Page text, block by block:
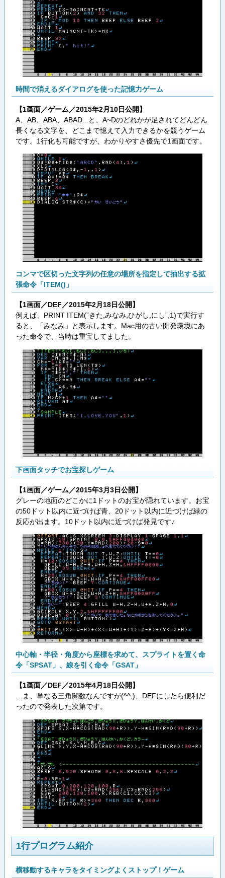
時間で消えるダイアログを使った記憶力ゲーム
【1画面／ゲーム／2015年2月10日公開】
A、AB、ABA、ABAD...と、A~Dのどれかが足されてどんどん
長くなる文字を、どこまで憶えて入力できるかを競うゲーム
です。1行化も可能ですが、わかりやすさ優先で1画面です。
コンマで区切った文字列の任意の場所を指定して抽出する拡
張命令「ITEM()」
【1画面／DEF／2015年2月18日公開】
例えば、PRINT ITEM(”きた,みなみ,ひがし,にし”,1)で実行す
ると、「みなみ」と表示します。Mac用の古い開発環境にあ
った命令で、当時は重宝してました。
下画面タッチでお宝探しゲーム
【1画面／ゲーム／2015年3月3日公開】
グレーの地面のどこかに1ドットのお宝が隠れています。お宝
の50ドット以内に近づけば青、20ドット以内に近づけば緑の
反応が出ます。10ドット以内に近づけば発見です♪
中心軸・半径・角度から座標を求めて、スプライトを置く命
令「SPSAT」、線を引く命令「GSAT」
【1画面／DEF／2015年4月18日公開】
…ま、単なる三角関数なんですが(^^;)、DEFにしたら便利だ
ったので発表した次第です。
1行プログラム紹介
横移動するキャラをタイミングよくストップ！ゲーム